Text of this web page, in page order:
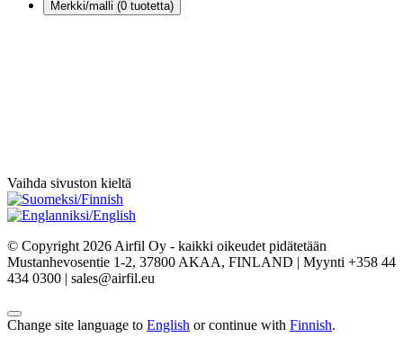
Merkki/malli (0 tuotetta)
Vaihda sivuston kieltä
© Copyright 2026 Airfil Oy - kaikki oikeudet pidätetään
Mustanhevosentie 1-2, 37800 AKAA, FINLAND | Myynti +358 44
434 0300 | sales@airfil.eu
Change site language to English or continue with Finnish.